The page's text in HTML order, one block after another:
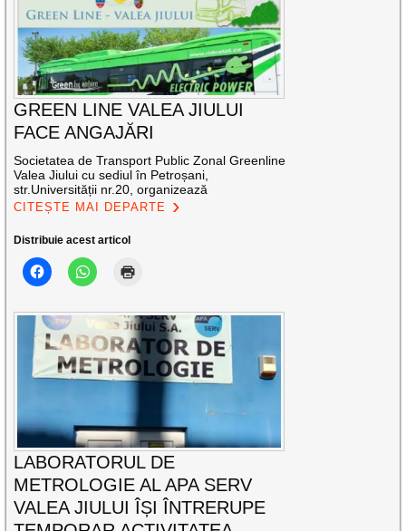
GREEN LINE VALEA JIULUI
FACE ANGAJĂRI
Societatea de Transport Public Zonal Greenline
Valea Jiului cu sediul în Petroșani,
str.Universității nr.20, organizează
CITEȘTE MAI DEPARTE
Distribuie acest articol
LABORATORUL DE
METROLOGIE AL APA SERV
VALEA JIULUI ÎȘI ÎNTRERUPE